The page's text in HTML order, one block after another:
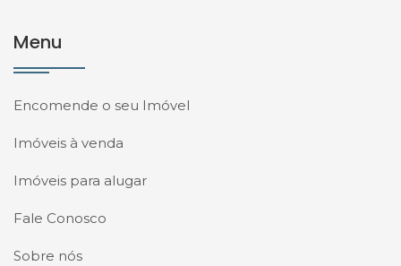
Menu
Encomende o seu Imóvel
Imóveis à venda
Imóveis para alugar
Fale Conosco
Sobre nós